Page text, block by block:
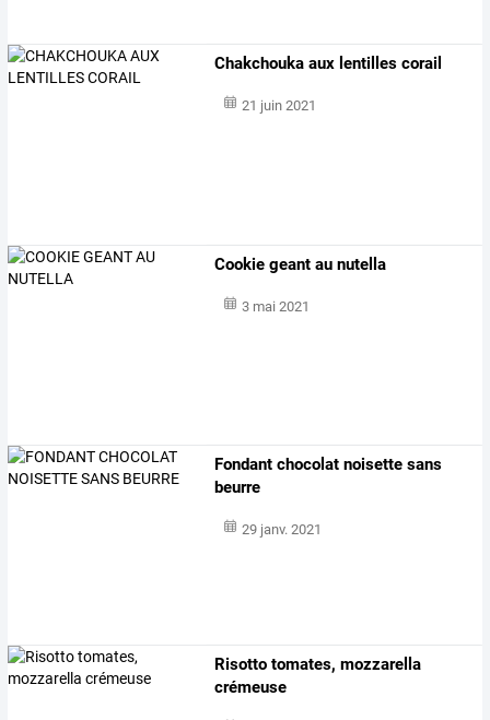
Chakchouka aux lentilles corail
21 juin 2021
Cookie geant au nutella
3 mai 2021
Fondant chocolat noisette sans
beurre
29 janv. 2021
Risotto tomates, mozzarella
crémeuse